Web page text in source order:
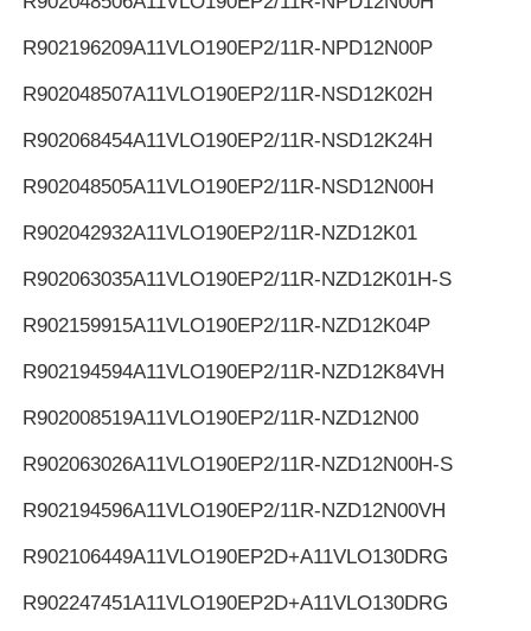
R902196209A11VLO190EP2/11R-NPD12N00P
R902048507A11VLO190EP2/11R-NSD12K02H
R902068454A11VLO190EP2/11R-NSD12K24H
R902048505A11VLO190EP2/11R-NSD12N00H
R902042932A11VLO190EP2/11R-NZD12K01
R902063035A11VLO190EP2/11R-NZD12K01H-S
R902159915A11VLO190EP2/11R-NZD12K04P
R902194594A11VLO190EP2/11R-NZD12K84VH
R902008519A11VLO190EP2/11R-NZD12N00
R902063026A11VLO190EP2/11R-NZD12N00H-S
R902194596A11VLO190EP2/11R-NZD12N00VH
R902106449A11VLO190EP2D+A11VLO130DRG
R902247451A11VLO190EP2D+A11VLO130DRG